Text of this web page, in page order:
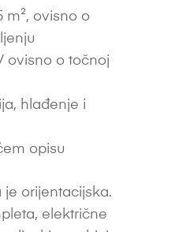
m², ovisno o
ovisno o točnoj
hlađenje i
opisu
je orijentacijska.
električne